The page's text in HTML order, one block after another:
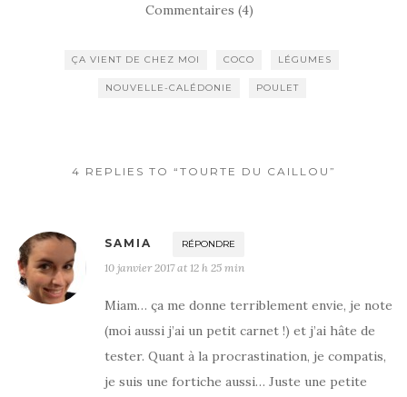
r er
Commentaires (4)
ÇA VIENT DE CHEZ MOI COCO LÉGUMES
NOUVELLE-CALÉDONIE POULET
4 REPLIES TO “TOURTE DU CAILLOU”
SAMIA RÉPONDRE
10 janvier 2017 at 12 h 25 min
Miam… ça me donne terriblement envie, je note
(moi aussi j’ai un petit carnet !) et j’ai hâte de
tester. Quant à la procrastination, je compatis,
je suis une fortiche aussi… Juste une petite